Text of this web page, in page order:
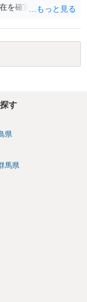
を確実に証明でき
求を進めることで
破綻に至っていな
ません。 ②夫との
のがよいと思いま
提であり，その価
書士に委任をして
ですが，その行政
か，それさえも否
てくると思いま
払を拒否するので
ら本人様の交渉で
れば，訴訟に進む
近くの弁護士に相
す
県
馬県